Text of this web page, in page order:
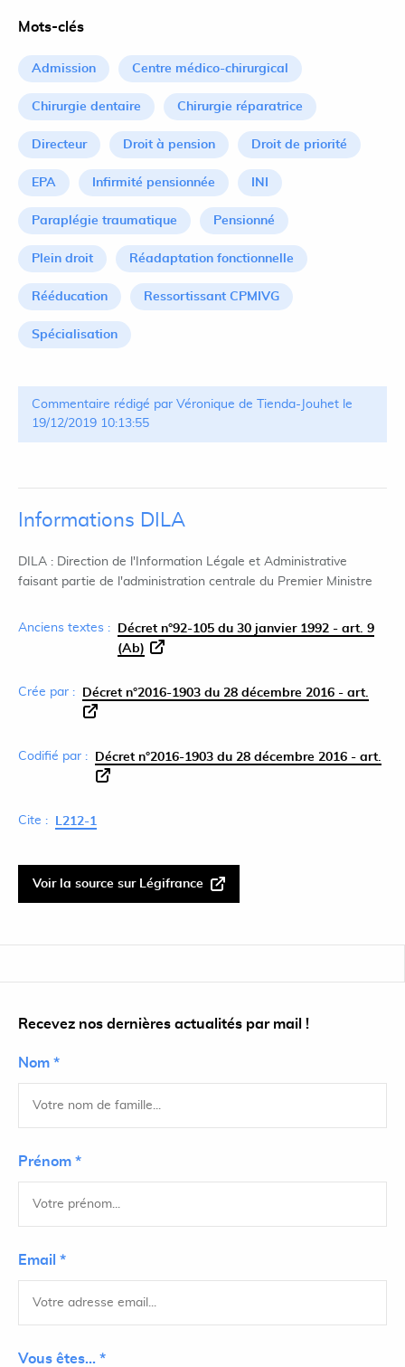
Mots-clés
Admission Centre médico-chirurgical
Chirurgie dentaire Chirurgie réparatrice
Directeur Droit à pension Droit de priorité
EPA Infirmité pensionnée INI
Paraplégie traumatique Pensionné
Plein droit Réadaptation fonctionnelle
Rééducation Ressortissant CPMIVG
Spécialisation
Commentaire rédigé par Véronique de Tienda-Jouhet le
19/12/2019 10:13:55
Informations DILA
DILA : Direction de l'Information Légale et Administrative
faisant partie de l'administration centrale du Premier Ministre
Anciens textes :
Décret n°92-105 du 30 janvier 1992 - art. 9
(Ab)
Crée par : Décret n°2016-1903 du 28 décembre 2016 - art.
Codifié par : Décret n°2016-1903 du 28 décembre 2016 - art.
Cite : L212-1
Voir la source sur Légifrance
Recevez nos dernières actualités par mail !
Nom *
Prénom *
Email *
Vous êtes... *